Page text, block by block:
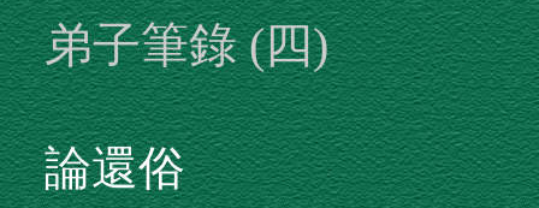
弟子筆錄 (四)
論還俗